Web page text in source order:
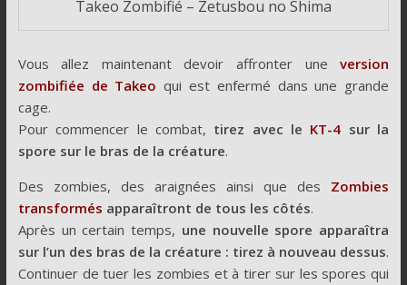
Takeo Zombifié – Zetusbou no Shima
Vous allez maintenant devoir affronter une version
zombifiée de Takeo qui est enfermé dans une grande
cage.
Pour commencer le combat, tirez avec le KT-4 sur la
spore sur le bras de la créature.
Des zombies, des araignées ainsi que des Zombies
transformés apparaîtront de tous les côtés.
Après un certain temps, une nouvelle spore apparaîtra
sur l’un des bras de la créature : tirez à nouveau dessus.
Continuer de tuer les zombies et à tirer sur les spores qui